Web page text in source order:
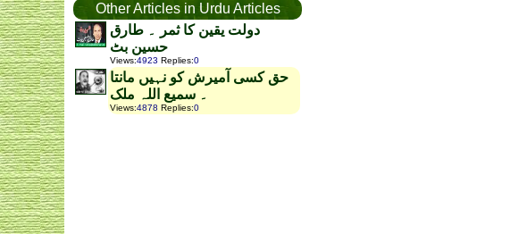
Other Articles in Urdu Articles
دولت یقین کا ثمر ۔ طارق
حسین بٹ
Views:4923 Replies:0
حق کسی آمیرش کو نہیں مانتا
۔ سمیع اللہ ملک
Views:4878 Replies:0